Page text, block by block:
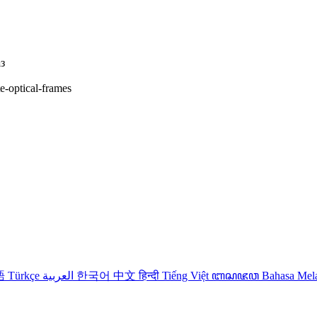
optical-frames
Türkçe 한국어 中文हिन्दी Tiếng Việt ꦧꦱꦗꦮ Bahasa